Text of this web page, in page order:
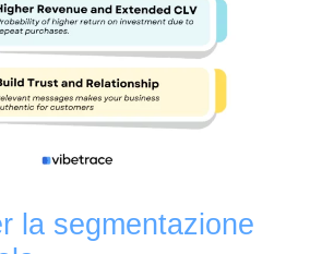
la segmentazione